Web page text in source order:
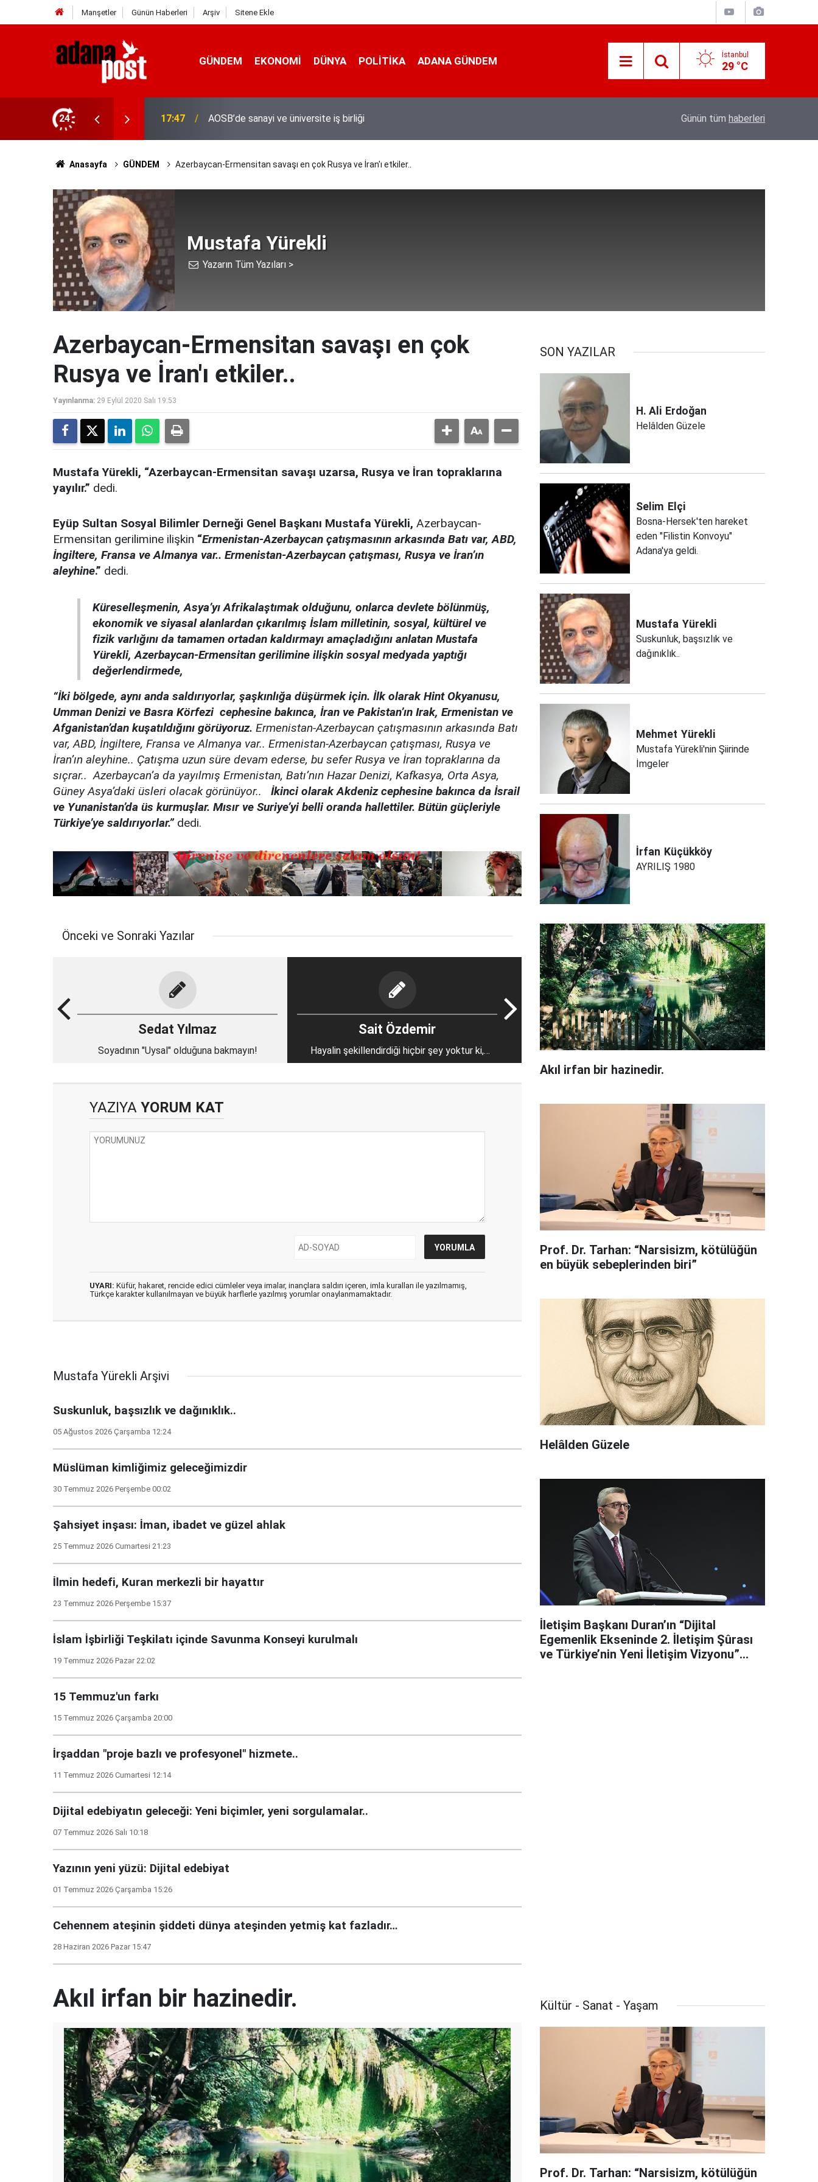
Manşetler Günün Haberleri Arşiv Sitene Ekle
GÜNDEM EKONOMI DÜNYA POLİTİKA ADANA GÜNDEM İstanbul
29 °C
24 17:41 Adana'da servis taşımacıları yeni plaka ihalesine tepki gösterdi
Danişma Merkezini Ziyaret Etti
Günün tüm haberleri
Anasayfa GÜNDEM Azerbaycan-Ermensitan savaşı en çok Rusya ve İran'ı etkiler..
Mustafa Yürekli
Yazarın Tüm Yazıları >
Azerbaycan-Ermensitan savaşı en çok
Rusya ve İran'ı etkiler..
Yayınlanma: 29 Eylül 2020 Salı 19:53
Mustafa Yürekli, “Azerbaycan-Ermensitan savaşı uzarsa, Rusya ve İran topraklarına
yayılır.” dedi.
Eyüp Sultan Sosyal Bilimler Derneği Genel Başkanı Mustafa Yürekli, Azerbaycan-
Ermensitan gerilimine ilişkin “Ermenistan-Azerbaycan çatışmasının arkasında Batı var, ABD,
İngiltere, Fransa ve Almanya var.. Ermenistan-Azerbaycan çatışması, Rusya ve İran’ın
aleyhine.” dedi.
Küreselleşmenin, Asya’yı Afrikalaştımak olduğunu, onlarca devlete bölünmüş,
ekonomik ve siyasal alanlardan çıkarılmış İslam milletinin, sosyal, kültürel ve
fizik varlığını da tamamen ortadan kaldırmayı amaçladığını anlatan Mustafa
Yürekli, Azerbaycan-Ermensitan gerilimine ilişkin sosyal medyada yaptığı
değerlendirmede,
“İki bölgede, aynı anda saldırıyorlar, şaşkınlığa düşürmek için. İlk olarak Hint Okyanusu,
Umman Denizi ve Basra Körfezi cephesine bakınca, İran ve Pakistan’ın Irak, Ermenistan ve
Afganistan’dan kuşatıldığını görüyoruz. Ermenistan-Azerbaycan çatışmasının arkasında Batı
var, ABD, İngiltere, Fransa ve Almanya var.. Ermenistan-Azerbaycan çatışması, Rusya ve
İran’ın aleyhine.. Çatışma uzun süre devam ederse, bu sefer Rusya ve İran topraklarına da
sıçrar.. Azerbaycan’a da yayılmış Ermenistan, Batı’nın Hazar Denizi, Kafkasya, Orta Asya,
Güney Asya’daki üsleri olacak görünüyor.. İkinci olarak Akdeniz cephesine bakınca da İsrail
ve Yunanistan’da üs kurmuşlar. Mısır ve Suriye’yi belli oranda hallettiler. Bütün güçleriyle
Türkiye’ye saldırıyorlar.” dedi.
Önceki ve Sonraki Yazılar
Sedat Yılmaz
Soyadının "Uysal" olduğuna bakmayın!
Sait Özdemir
Hayalin şekillendirdiği hiçbir şey yoktur ki,
mermerde ifadesini bulmasın?
YAZIYA YORUM KAT
UYARI: Küfür, hakaret, rencide edici cümleler veya imalar, inançlara saldırı içeren, imla kuralları ile yazılmamış,
Türkçe karakter kullanılmayan ve büyük harflerle yazılmış yorumlar onaylanmamaktadır.
Mustafa Yürekli Arşivi
Suskunluk, başsızlık ve dağınıklık..
05 Ağustos 2026 Çarşamba 12:24
Müslüman kimliğimiz geleceğimizdir
30 Temmuz 2026 Perşembe 00:02
Şahsiyet inşası: İman, ibadet ve güzel ahlak
25 Temmuz 2026 Cumartesi 21:23
İlmin hedefi, Kuran merkezli bir hayattır
23 Temmuz 2026 Perşembe 15:37
İslam İşbirliği Teşkilatı içinde Savunma Konseyi kurulmalı
19 Temmuz 2026 Pazar 22:02
15 Temmuz'un farkı
15 Temmuz 2026 Çarşamba 20:00
İrşaddan "proje bazlı ve profesyonel" hizmete..
11 Temmuz 2026 Cumartesi 12:14
Dijital edebiyatın geleceği: Yeni biçimler, yeni sorgulamalar..
07 Temmuz 2026 Salı 10:18
Yazının yeni yüzü: Dijital edebiyat
01 Temmuz 2026 Çarşamba 15:26
Cehennem ateşinin şiddeti dünya ateşinden yetmiş kat fazladır…
28 Haziran 2026 Pazar 15:47
SON YAZILAR
H. Ali Erdoğan
Helâlden Güzele
Selim Elçi
Bosna-Hersek'ten hareket
eden "Filistin Konvoyu"
Adana'ya geldi.
Mustafa Yürekli
Suskunluk, başsızlık ve
dağınıklık..
Mehmet Yürekli
Mustafa Yürekli'nin Şiirinde
İmgeler
İrfan Küçükköy
AYRILIŞ 1980
Akıl irfan bir hazinedir.
Prof. Dr. Tarhan: “Narsisizm, kötülüğün
en büyük sebeplerinden biri”
Helâlden Güzele
İletişim Başkanı Duran’ın “Dijital
Egemenlik Ekseninde 2. İletişim Şûrası
ve Türkiye’nin Yeni İletişim Vizyonu”
Akıl irfan bir hazinedir. Kültür - Sanat - Yaşam
Prof. Dr. Tarhan: “Narsisizm, kötülüğün